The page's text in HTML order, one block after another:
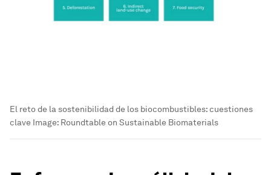
El reto de la sostenibilidad de los biocombustibles: cuestiones
clave Image: Roundtable on Sustainable Biomaterials